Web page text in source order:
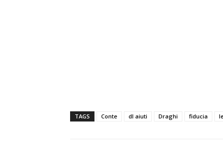
TAGS Conte dl aiuti Draghi fiducia